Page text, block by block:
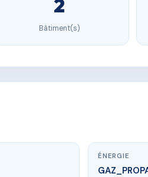
2
Bâtiment(s)
ÉNERGIE